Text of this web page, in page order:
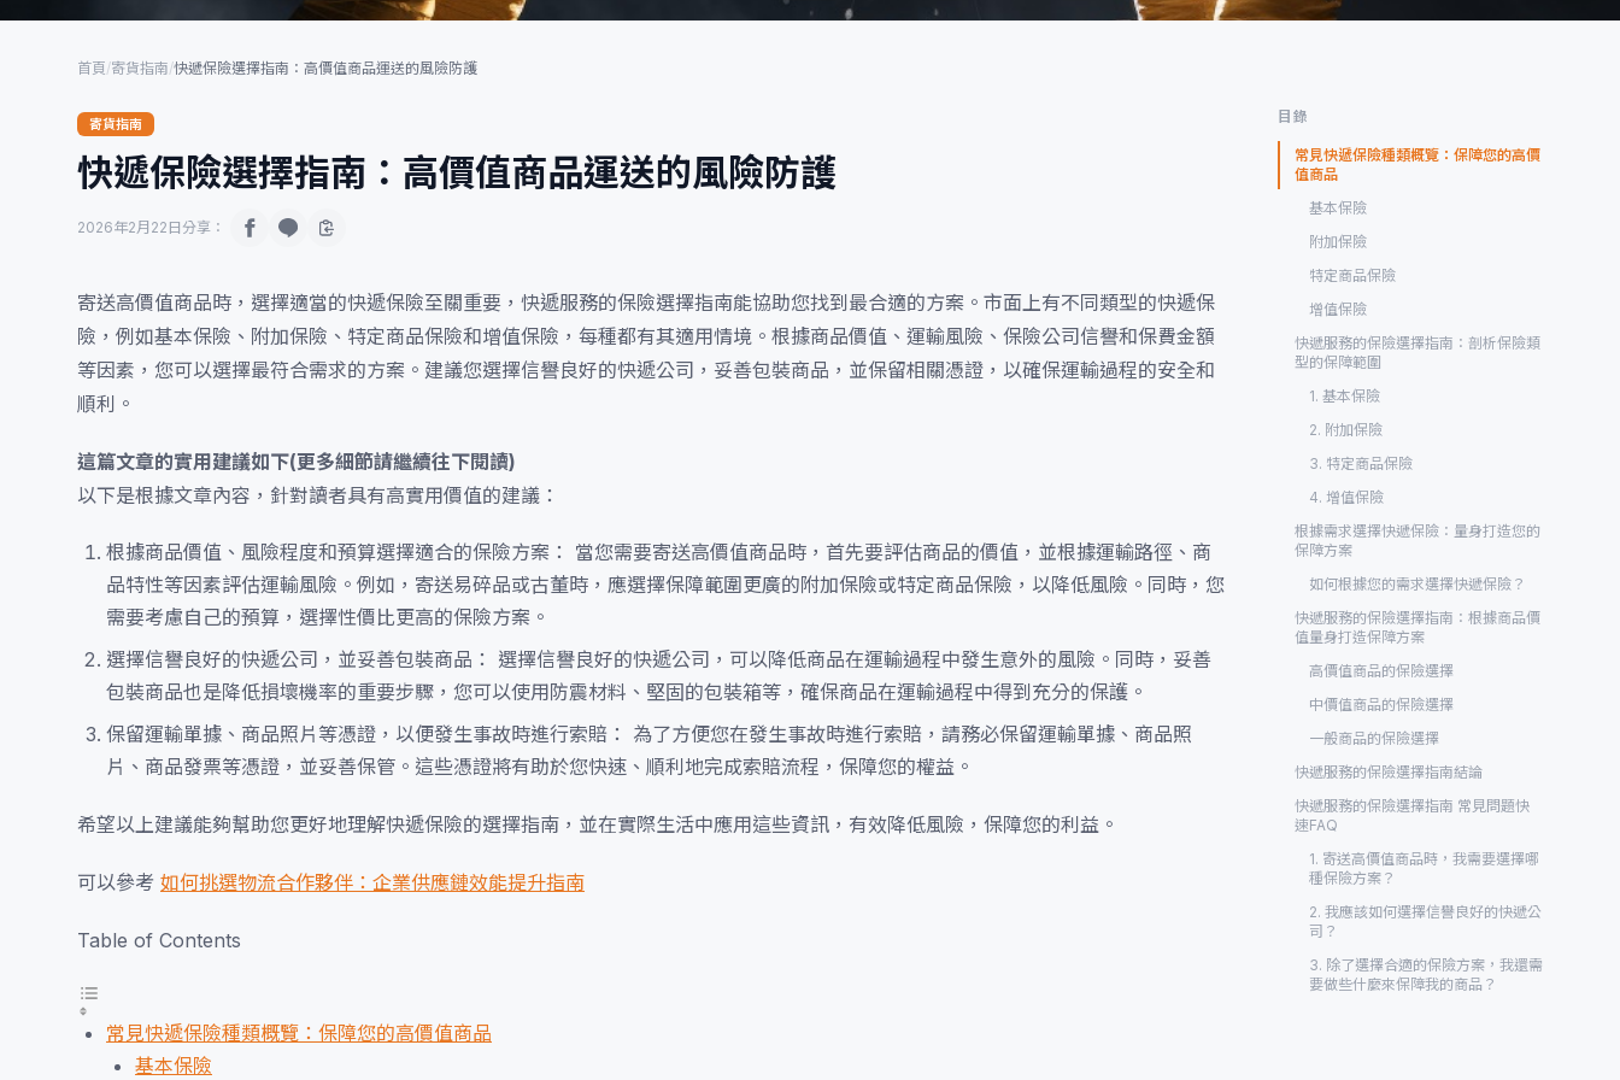
首頁/寄貨指南/快遞保險選擇指南：高價值商品運送的風險防護
寄貨指南
快遞保險選擇指南：高價值商品運送的風險防護
2026年2月22日 分享：
寄送高價值商品時，選擇適當的快遞保險至關重要，快遞服務的保險選擇指南能協助您找到最合適的方案。市面上有不同類型的快遞保
險，例如基本保險、附加保險、特定商品保險和增值保險，每種都有其適用情境。根據商品價值、運輸風險、保險公司信譽和保費金額
等因素，您可以選擇最符合需求的方案。建議您選擇信譽良好的快遞公司，妥善包裝商品，並保留相關憑證，以確保運輸過程的安全和
順利。
這篇文章的實用建議如下(更多細節請繼續往下閱讀)
以下是根據文章內容，針對讀者具有高實用價值的建議：
根據商品價值、風險程度和預算選擇適合的保險方案： 當您需要寄送高價值商品時，首先要評估商品的價值，並根據運輸路徑、商
品特性等因素評估運輸風險。例如，寄送易碎品或古董時，應選擇保障範圍更廣的附加保險或特定商品保險，以降低風險。同時，您
需要考慮自己的預算，選擇性價比更高的保險方案。
選擇信譽良好的快遞公司，並妥善包裝商品： 選擇信譽良好的快遞公司，可以降低商品在運輸過程中發生意外的風險。同時，妥善
包裝商品也是降低損壞機率的重要步驟，您可以使用防震材料、堅固的包裝箱等，確保商品在運輸過程中得到充分的保護。
保留運輸單據、商品照片等憑證，以便發生事故時進行索賠： 為了方便您在發生事故時進行索賠，請務必保留運輸單據、商品照
片、商品發票等憑證，並妥善保管。這些憑證將有助於您快速、順利地完成索賠流程，保障您的權益。
希望以上建議能夠幫助您更好地理解快遞保險的選擇指南，並在實際生活中應用這些資訊，有效降低風險，保障您的利益。
可以參考 如何挑選物流合作夥伴：企業供應鏈效能提升指南
Table of Contents
常見快遞保險種類概覽：保障您的高價值商品
基本保險
目錄
常見快遞保險種類概覽：保障您的高價
值商品
基本保險
附加保險
特定商品保險
增值保險
快遞服務的保險選擇指南：剖析保險類
型的保障範圍
1. 基本保險
2. 附加保險
3. 特定商品保險
4. 增值保險
根據需求選擇快遞保險：量身打造您的
保障方案
如何根據您的需求選擇快遞保險？
快遞服務的保險選擇指南：根據商品價
值量身打造保障方案
高價值商品的保險選擇
中價值商品的保險選擇
一般商品的保險選擇
快遞服務的保險選擇指南結論
快遞服務的保險選擇指南 常見問題快
速FAQ
1. 寄送高價值商品時，我需要選擇哪
種保險方案？
2. 我應該如何選擇信譽良好的快遞公
司？
3. 除了選擇合適的保險方案，我還需
要做些什麼來保障我的商品？